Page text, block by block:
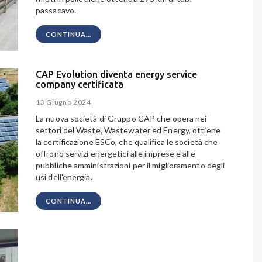
passacavo.
CONTINUA...
CAP Evolution diventa energy service
company certificata
13 Giugno 2024
La nuova società di Gruppo CAP che opera nei
settori del Waste, Wastewater ed Energy, ottiene
la certificazione ESCo, che qualifica le società che
offrono servizi energetici alle imprese e alle
pubbliche amministrazioni per il miglioramento degli
usi dell'energia.
CONTINUA...